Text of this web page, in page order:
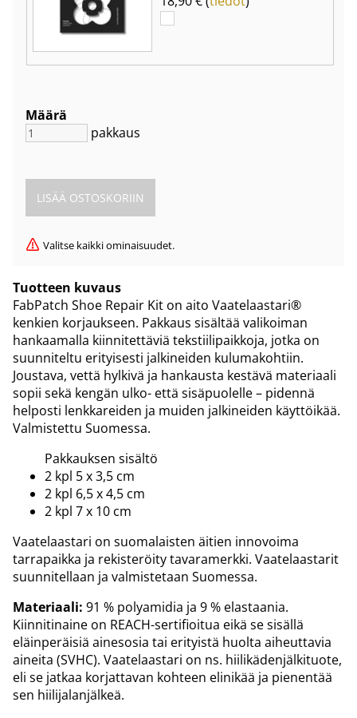
Määrä
pakkaus
Valitse kaikki ominaisuudet.
Tuotteen kuvaus
FabPatch Shoe Repair Kit on aito Vaatelaastari®
kenkien korjaukseen. Pakkaus sisältää valikoiman
hankaamalla kiinnitettäviä tekstiilipaikkoja, jotka on
suunniteltu erityisesti jalkineiden kulumakohtiin.
Joustava, vettä hylkivä ja hankausta kestävä materiaali
sopii sekä kengän ulko- että sisäpuolelle – pidennä
helposti lenkkareiden ja muiden jalkineiden käyttöikää.
Valmistettu Suomessa.
Pakkauksen sisältö
2 kpl 5 x 3,5 cm
2 kpl 6,5 x 4,5 cm
2 kpl 7 x 10 cm
Vaatelaastari on suomalaisten äitien innovoima
tarrapaikka ja rekisteröity tavaramerkki. Vaatelaastarit
suunnitellaan ja valmistetaan Suomessa.
Materiaali: 91 % polyamidia ja 9 % elastaania.
Kiinnitinaine on REACH-sertifioitua eikä se sisällä
eläinperäisiä ainesosia tai erityistä huolta aiheuttavia
aineita (SVHC). Vaatelaastari on ns. hiilikädenjälkituote,
eli se jatkaa korjattavan kohteen elinikää ja pienentää
sen hiilijalanjälkeä.